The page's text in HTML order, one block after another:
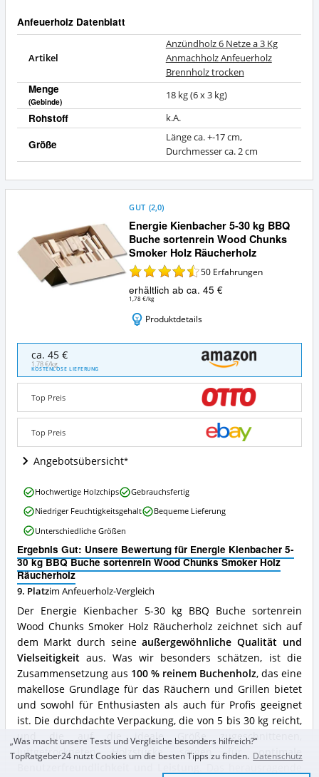
Anfeuerholz Datenblatt
Artikel
Anzündholz 6 Netze a 3 Kg
Anmachholz Anfeuerholz
Brennholz trocken
Menge
(Gebinde)
18 kg (6 x 3 kg)
Rohstoff k.A.
Größe
Länge ca. +-17 cm,
Durchmesser ca. 2 cm
Energie Kienbacher 5-30 kg BBQ
Buche sortenrein Wood Chunks
Smoker Holz Räucherholz
GUT (2,0)
50 Erfahrungen
erhältlich ab ca. 45 €
1,78 €/kg
Produktdetails
Energie
Kienbacher
5-
30
BBQ
sortenrein
Wood
Chunks
Holz
Räucherholz
Angebote:
Wo
dieses
Anfeuerholz
erhältlich?
ca. 45 €
1,78 €/kg
KOSTENLOSE LIEFERUNG
Top Preis
Top Preis
Angebotsübersicht
Ergebnis Gut: Unsere Bewertung für Energie Kienbacher 5-
30 kg BBQ Buche sortenrein Wood Chunks Smoker Holz
Räucherholz
9. Platzim Anfeuerholz-Vergleich
Der Energie Kienbacher 5-30 kg BBQ Buche sortenrein
Wood Chunks Smoker Holz Räucherholz zeichnet sich auf
dem Markt durch seineaußergewöhnliche Qualität und
Vielseitigkeitaus. Was wir besonders schätzen, ist die
Zusammensetzung aus 100 % reinem Buchenholz, das eine
makellose Grundlage für das Räuchern und Grillen bietet
und sowohl für Enthusiasten als auch für Profis geeignet
ist. Die durchdachte Verpackung, die von 5 bis 30 kg reicht,
und die auf die ideale Größe zugeschnittenen,
luftgetrockneten Holzstücke sorgen füroptimale
Energie
Kienbacher
5-
30
BBQ
Buche
sortenrein
Wood
Chunks
Smoker
Holz
Räucherholz
Vorteile:
Was
spricht
für
dieses
Anfeuerholz?
Hochwertige Holzchips
Gebrauchsfertig
Niedriger Feuchtigkeitsgehalt
Bequeme Lieferung
Unterschiedliche Größen
„Was macht unsere Tests und Vergleiche besonders hilfreich?“
TopRatgeber24 nutzt Cookies um die besten Tipps zu finden. Datenschutz